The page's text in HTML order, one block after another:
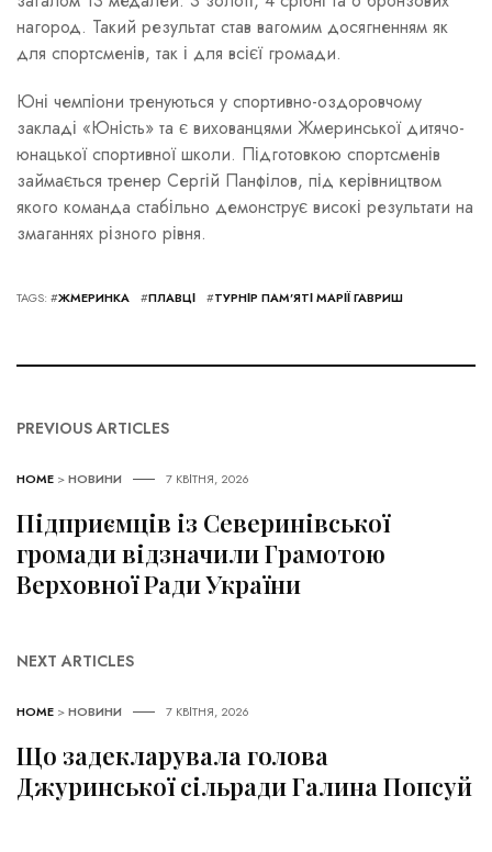
нагород. Такий результат став вагомим досягненням як
для спортсменів, так і для всієї громади.
Юні чемпіони тренуються у спортивно-оздоровчому
закладі «Юність» та є вихованцями Жмеринської дитячо-
юнацької спортивної школи. Підготовкою спортсменів
займається тренер Сергій Панфілов, під керівництвом
якого команда стабільно демонструє високі результати на
змаганнях різного рівня.
TAGS: #ЖМЕРИНКА #ПЛАВЦІ #ТУРНІР ПАМ’ЯТІ МАРІЇ ГАВРИШ
PREVIOUS ARTICLES
HOME >НОВИНИ 7 КВІТНЯ, 2026
Підприємців із Северинівської
громади відзначили Грамотою
Верховної Ради України
NEXT ARTICLES
HOME >НОВИНИ 7 КВІТНЯ, 2026
Що задекларувала голова
Джуринської сільради Галина Попсуй